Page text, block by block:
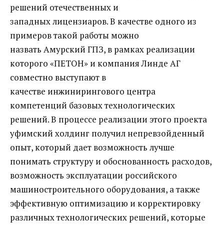
решений отечественных и
западных лицензиаров. В качестве одного из
примеров такой работы можно
назвать Амурский ГПЗ, в рамках реализации
которого «ПЕТОН» и компания Линде АГ
совместно выступают в
качестве инжинирингового центра
компетенций базовых технологических
решений. В процессе реализации этого проекта
уфимский холдинг получил непревзойденный
опыт, который дает возможность лучше
понимать структуру и обоснованность расходов,
возможность эксплуатации российского
машиностроительного оборудования, а также
эффективную оптимизацию и корректировку
различных технологических решений, которые